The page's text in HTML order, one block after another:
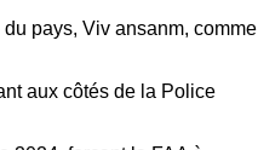
pays, Viv ansanm, comme
aux côtés de la Police